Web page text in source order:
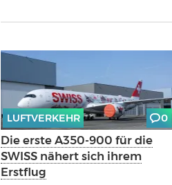
LUFTVERKEHR 0
Die erste A350-900 für die
SWISS nähert sich ihrem
Erstflug